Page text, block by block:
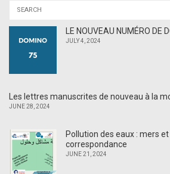
LE NOUVEAU NUMÉRO DE
JULY 4, 2024
Les lettres manuscrites de nouveau à la
JUNE 28, 2024
Pollution des eaux : mers
correspondance
JUNE 21, 2024